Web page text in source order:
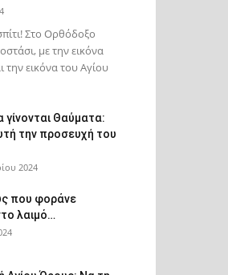
Στο Ορθόδοξο
με την εικόνα
την εικόνα του Αγίου
γίνονται Θαύματα:
την προσευχή του
2024
που φοράνε
λαιμό…